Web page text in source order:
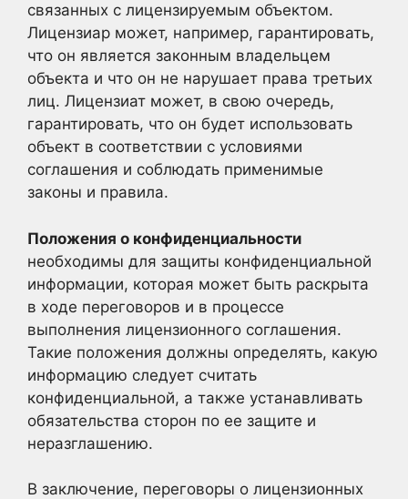
связанных с лицензируемым объектом.
Лицензиар может, например, гарантировать,
что он является законным владельцем
объекта и что он не нарушает права третьих
лиц. Лицензиат может, в свою очередь,
гарантировать, что он будет использовать
объект в соответствии с условиями
соглашения и соблюдать применимые
законы и правила.
Положения о конфиденциальности
необходимы для защиты конфиденциальной
информации, которая может быть раскрыта
в ходе переговоров и в процессе
выполнения лицензионного соглашения.
Такие положения должны определять, какую
информацию следует считать
конфиденциальной, а также устанавливать
обязательства сторон по ее защите и
неразглашению.
В заключение, переговоры о лицензионных